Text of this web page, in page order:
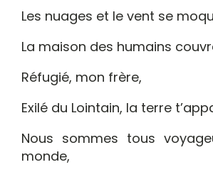
Les nuages et le vent se
La maison des humains
Réfugié, mon frère,
Exilé du Lointain, la terre
Nous sommes tous
monde,